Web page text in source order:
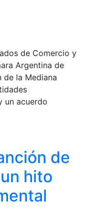
de Comercio y
Argentina de
de la Mediana
un acuerdo
de
hito